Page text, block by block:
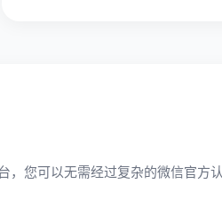
您可以无需经过复杂的微信官方